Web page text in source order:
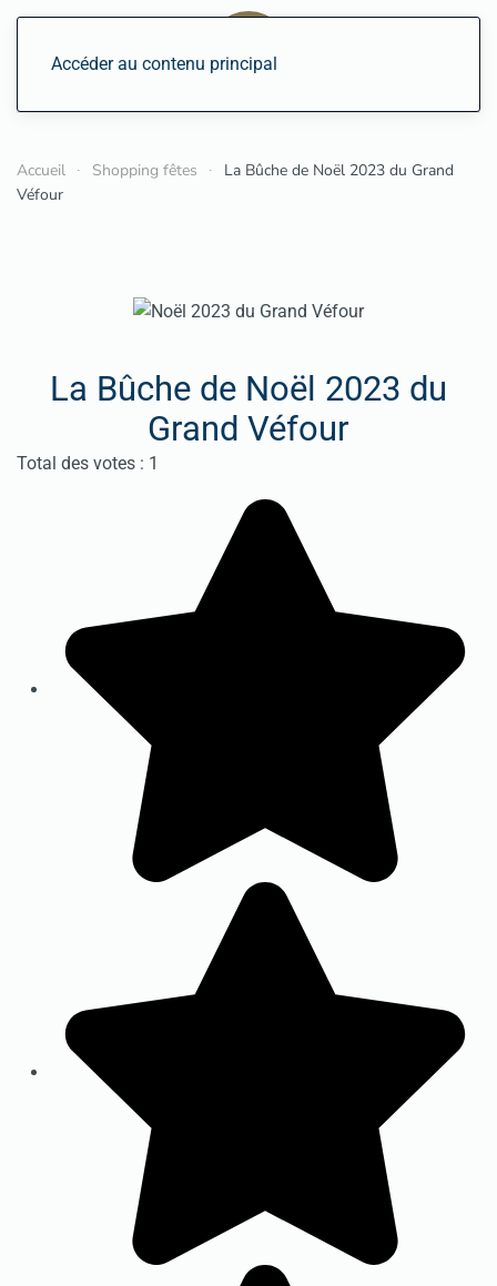
Accéder au contenu principal
Accueil Shopping fêtes
La Bûche de Noël 2023 du Grand
Véfour
La Bûche de Noël 2023 du
Grand Véfour
Vote utilisateur:5/
Total des votes : 1